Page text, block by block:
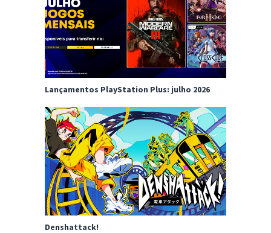
Lançamentos PlayStation Plus: julho 2026
Denshattack!